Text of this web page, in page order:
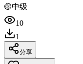
🟡中级
10
1
分享